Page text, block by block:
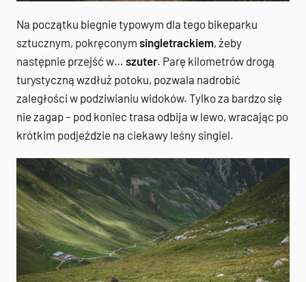
Na początku biegnie typowym dla tego bikeparku
sztucznym, pokręconym singletrackiem, żeby
następnie przejść w… szuter. Parę kilometrów drogą
turystyczną wzdłuż potoku, pozwala nadrobić
zaległości w podziwianiu widoków. Tylko za bardzo się
nie zagap – pod koniec trasa odbija w lewo, wracając po
krótkim podjeździe na ciekawy leśny singiel.